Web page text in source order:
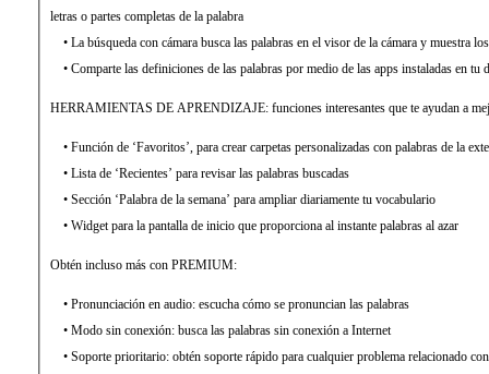
letras o partes completas de la palabra
• La búsqueda con cámara busca las palabras en el visor de la cámara y muestra
• Comparte las definiciones de las palabras por medio de las apps instaladas en tu
HERRAMIENTAS DE APRENDIZAJE: funciones interesantes que te ayudan a
• Función de ‘Favoritos’, para crear carpetas personalizadas con palabras de la
• Lista de ‘Recientes’ para revisar las palabras buscadas
• Sección ‘Palabra de la semana’ para ampliar diariamente tu vocabulario
• Widget para la pantalla de inicio que proporciona al instante palabras al azar
Obtén incluso más con PREMIUM:
• Pronunciación en audio: escucha cómo se pronuncian las palabras
• Modo sin conexión: busca las palabras sin conexión a Internet
• Soporte prioritario: obtén soporte rápido para cualquier problema relacionado